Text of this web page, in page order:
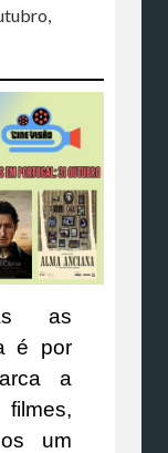
as
é por
a
um